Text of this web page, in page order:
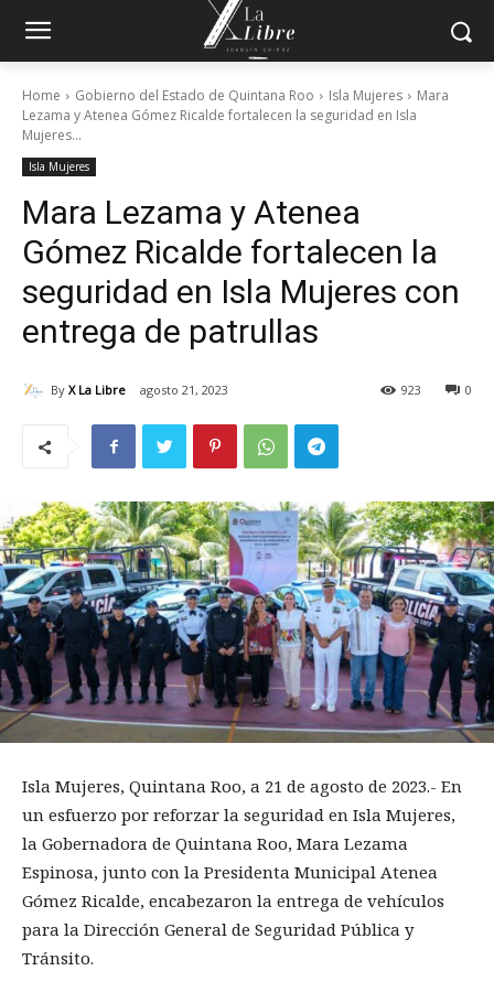
Home Gobierno del Estado de Quintana Roo Isla Mujeres
Mara
Lezama y Atenea Gómez Ricalde fortalecen la seguridad en Isla
Mujeres...
Isla Mujeres
Mara Lezama y Atenea
Gómez Ricalde fortalecen la
seguridad en Isla Mujeres con
entrega de patrullas
By X La Libre agosto 21, 2023 0
923
Isla Mujeres, Quintana Roo, a 21 de agosto de 2023.- En
un esfuerzo por reforzar la seguridad en Isla Mujeres,
la Gobernadora de Quintana Roo, Mara Lezama
Espinosa, junto con la Presidenta Municipal Atenea
Gómez Ricalde, encabezaron la entrega de vehículos
para la Dirección General de Seguridad Pública y
Tránsito.